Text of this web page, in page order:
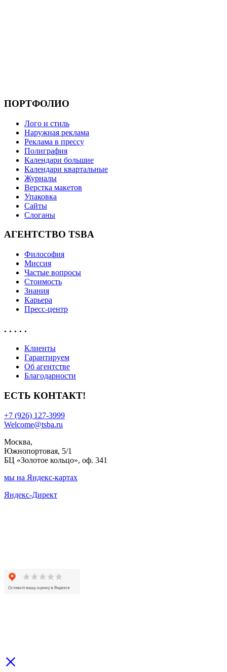
ПОРТФОЛИО
Лого и стиль
Наружная реклама
Реклама в прессу
Полиграфия
Календари большие
Календари квартальные
Журналы
Верстка макетов
Упаковка
Сайты
Слоганы
АГЕНТСТВО TSBA
Философия
Миссия
Частые вопросы
Стоимость
Знания
Карьера
Пресс-центр
. . . . .
Клиенты
Гарантируем
Об агентстве
Благодарности
ЕСТЬ КОНТАКТ!
+7 (926) 127-3999
Welcome@tsba.ru
Москва,
Южнопортовая, 5/1
БЦ «Золотое кольцо», оф. 341
мы на Яндекс-картах
Яндекс-Директ